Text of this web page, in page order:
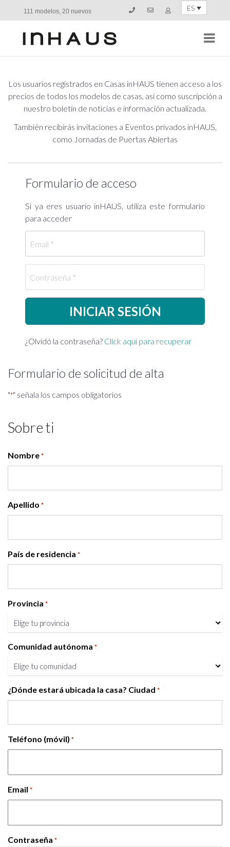
111 modelos, 20 nuevos ES
Los usuarios registrados en Casas inHAUS tienen acceso a los
precios de todos los modelos de casas, así como suscripción a
nuestro boletín de noticias e información actualizada.
También recibirás invitaciones a Eventos privados inHAUS,
como Jornadas de Puertas Abiertas
Formulario de acceso
Si ya eres usuario inHAUS, utiliza este formulario
para acceder
¿Olvidó la contraseña? Click aqui para recuperar
Formulario de solicitud de alta
"*" señala los campos obligatorios
Sobre ti
Nombre *
Apellido *
País de residencia *
Provincia *
Comunidad autónoma *
¿Dónde estará ubicada la casa? Ciudad *
Teléfono (móvil) *
Email *
Contraseña *